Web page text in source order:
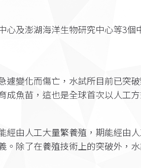
心及澎湖海洋生物研究中心等3
遽變化而傷亡，水試所目前已突
魚苗，這也是全球首次以人工
經由人工大量繁養殖，期能經由
。除了在養殖技術上的突破外，